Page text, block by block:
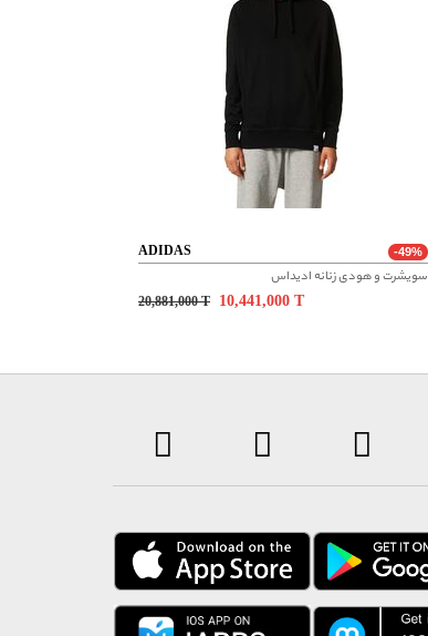
ADIDAS -49%
سویشرت و هودی زنانه ادیداس
20,881,000T 10,441,000 T